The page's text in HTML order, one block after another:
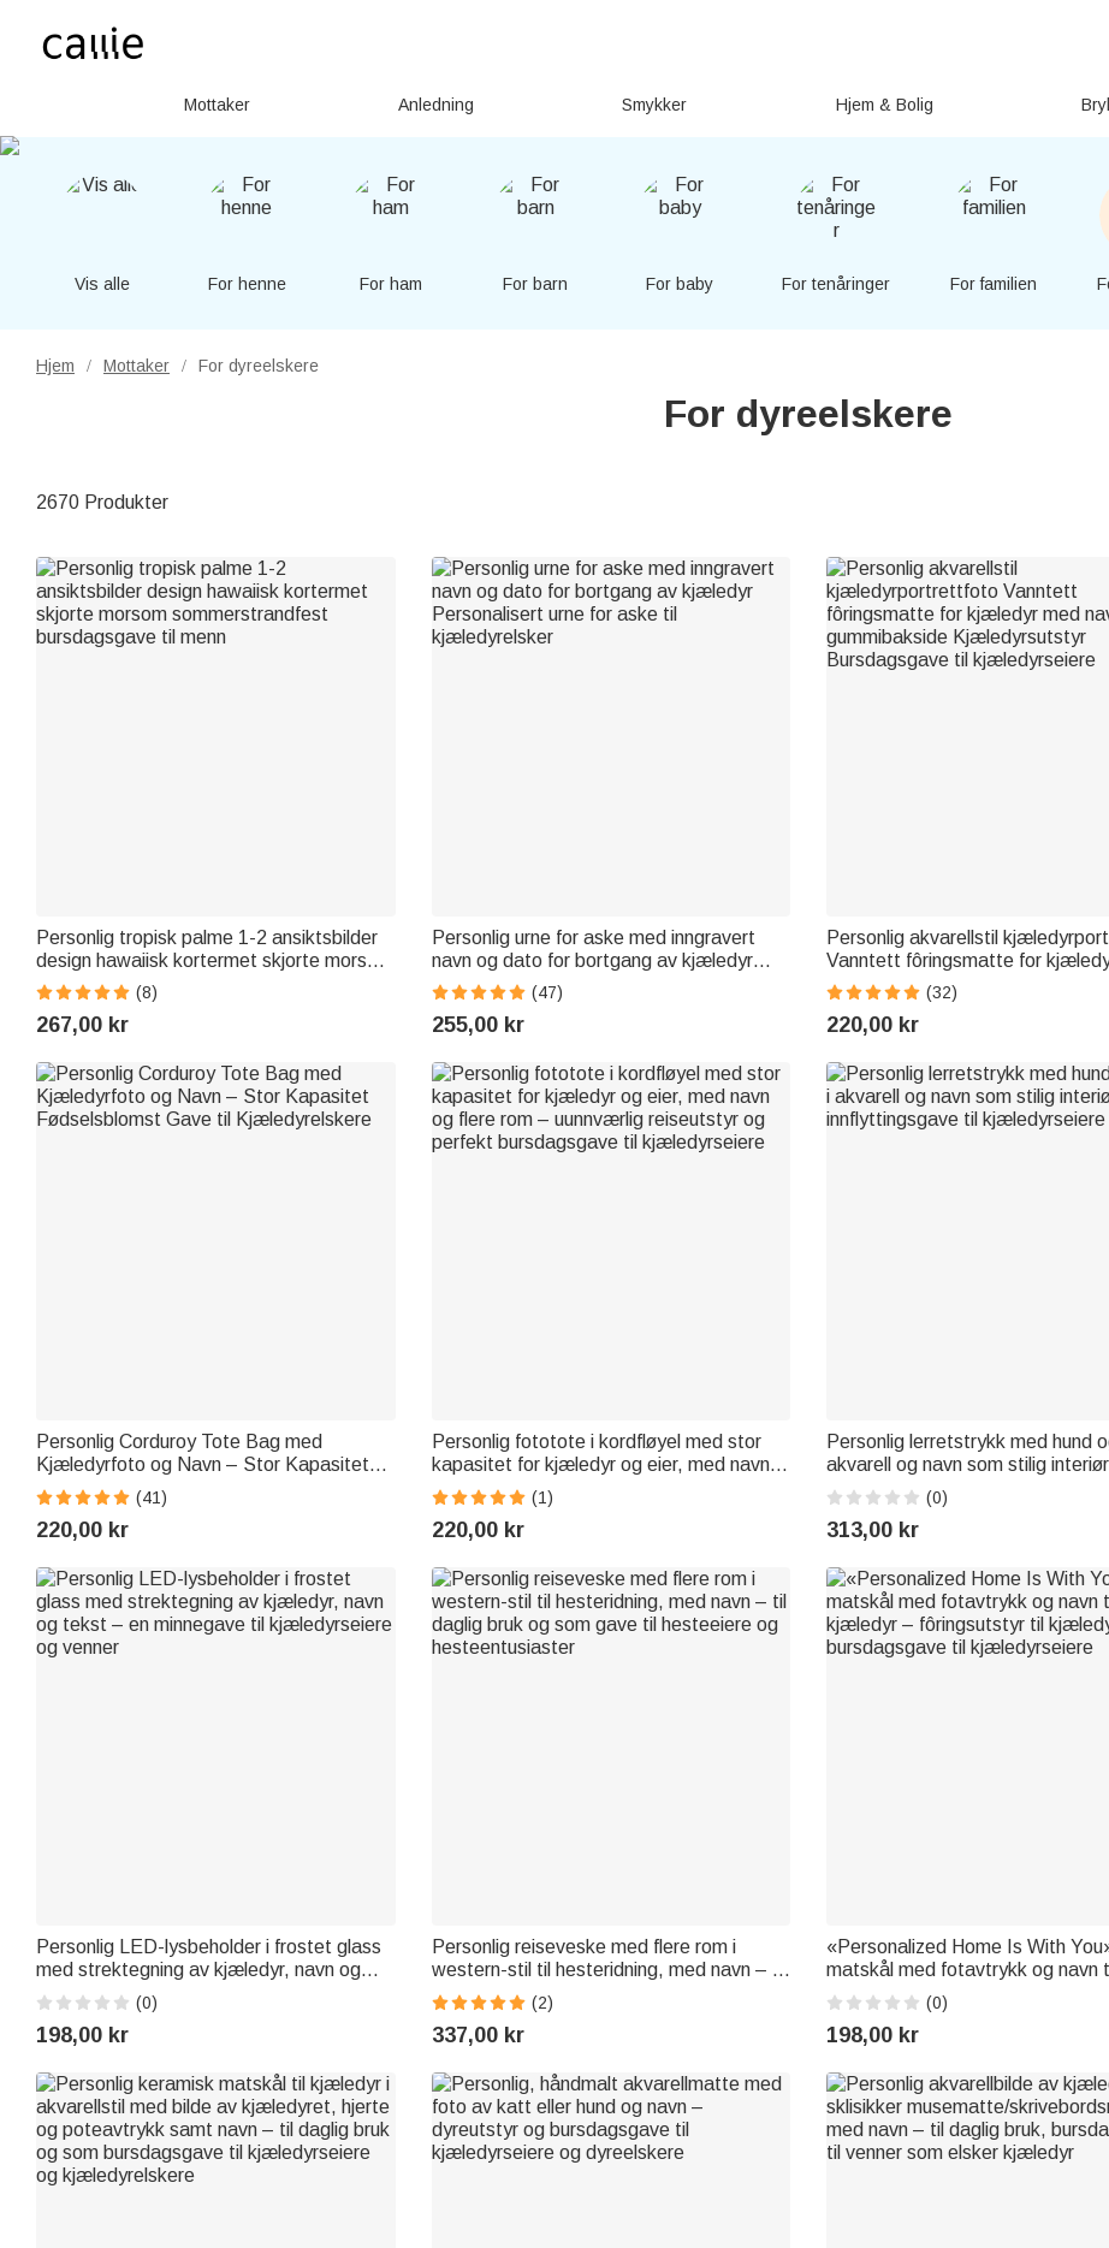
Mottaker Anledning Smykker Hjem & Bolig
Vis alle For henne For ham For barn For baby For tenåringer For familien
Hjem / Mottaker / For dyreelskere
For dyreelskere
2670 Produkter
Personlig tropisk palme 1-2 ansiktsbilder
design hawaiisk kortermet skjorte morsom
sommerstrandfest bursdagsgave til menn
(8)
267,00 kr
Personlig urne for aske med inngravert
navn og dato for bortgang av kjæledyr
Personalisert urne for aske til
kjæledyrelsker
(47)
255,00 kr
Personlig akvarellstil
Vanntett fôringsmatte for
navn og gummibakside
Bursdagsgave til kjæledyrseiere
(32)
220,00 kr
Personlig Corduroy Tote Bag med
Kjæledyrfoto og Navn – Stor Kapasitet
Fødselsblomst Gave til Kjæledyrelskere
(41)
220,00 kr
Personlig fototote i kordfløyel med stor
kapasitet for kjæledyr og eier, med navn
og flere rom – uunnværlig reiseutstyr og
perfekt bursdagsgave til kjæledyrseiere
(1)
220,00 kr
Personlig lerretstrykk med hund
akvarell og navn som stilig
innflyttingsgave til kjæledyrseiere
(0)
313,00 kr
Personlig LED-lysbeholder i frostet glass
med strektegning av kjæledyr, navn og
tekst – en minnegave til kjæledyrseiere og
venner
(0)
198,00 kr
Personlig reiseveske med flere rom i
western-stil til hesteridning, med navn – til
daglig bruk og som gave til hesteeiere og
hesteentusiaster
(2)
337,00 kr
«Personalized Home Is With
matskål med fotavtrykk og navn
kjæledyr – fôringsutstyr til
bursdagsgave til kjæledyrseiere
(0)
198,00 kr